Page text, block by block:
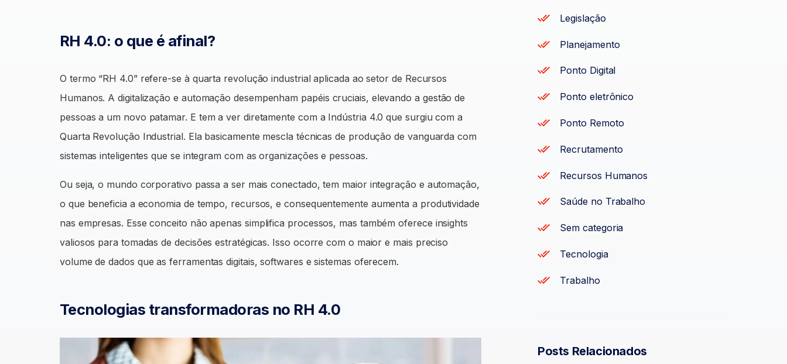
RH 4.0: o que é afinal?
O termo “RH 4.0” refere-se à quarta revolução industrial aplicada ao setor de Recursos
Humanos. A digitalização e automação desempenham papéis cruciais, elevando a gestão de
pessoas a um novo patamar. E tem a ver diretamente com a Indústria 4.0 que surgiu com a
Quarta Revolução Industrial. Ela basicamente mescla técnicas de produção de vanguarda com
sistemas inteligentes que se integram com as organizações e pessoas.
Ou seja, o mundo corporativo passa a ser mais conectado, tem maior integração e automação,
o que beneficia a economia de tempo, recursos, e consequentemente aumenta a produtividade
nas empresas. Esse conceito não apenas simplifica processos, mas também oferece insights
valiosos para tomadas de decisões estratégicas. Isso ocorre com o maior e mais preciso
volume de dados que as ferramentas digitais, softwares e sistemas oferecem.
Tecnologias transformadoras no RH 4.0
Legislação
Planejamento
Ponto Digital
Ponto eletrônico
Ponto Remoto
Recrutamento
Recursos Humanos
Saúde no Trabalho
Sem categoria
Tecnologia
Trabalho
Posts Relacionados